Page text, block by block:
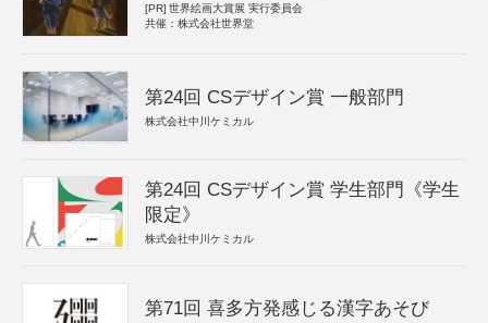
[PR] 世界絵画大賞展 実行委員会
共催：株式会社世界堂
第24回 CSデザイン賞 一般部門
株式会社中川ケミカル
第24回 CSデザイン賞 学生部門《学生
限定》
株式会社中川ケミカル
第71回 喜多方発感じる漢字あそび